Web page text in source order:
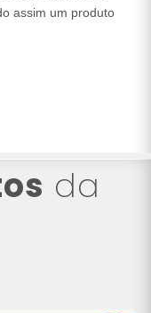
assim um produto
da